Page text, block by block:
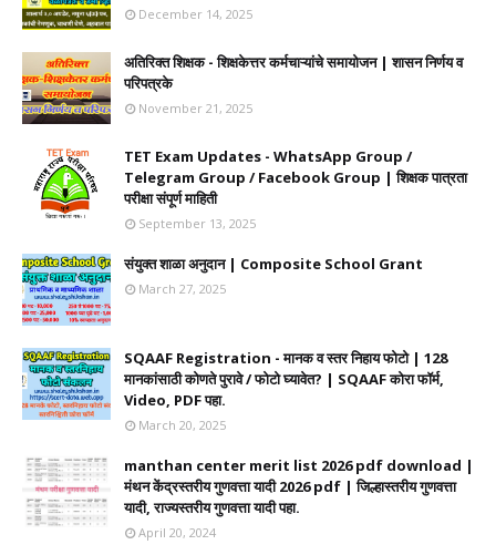
December 14, 2025
अतिरिक्त शिक्षक - शिक्षकेत्तर कर्मचाऱ्यांचे समायोजन | शासन निर्णय व
परिपत्रके
November 21, 2025
TET Exam Updates - WhatsApp Group /
Telegram Group / Facebook Group | शिक्षक पात्रता
परीक्षा संपूर्ण माहिती
September 13, 2025
संयुक्त शाळा अनुदान | Composite School Grant
March 27, 2025
SQAAF Registration - मानक व स्तर निहाय फोटो | 128
मानकांसाठी कोणते पुरावे / फोटो घ्यावेत? | SQAAF कोरा फॉर्म,
Video, PDF पहा.
March 20, 2025
manthan center merit list 2026 pdf download |
मंथन केंद्रस्तरीय गुणवत्ता यादी 2026 pdf | जिल्हास्तरीय गुणवत्ता
यादी, राज्यस्तरीय गुणवत्ता यादी पहा.
April 20, 2024